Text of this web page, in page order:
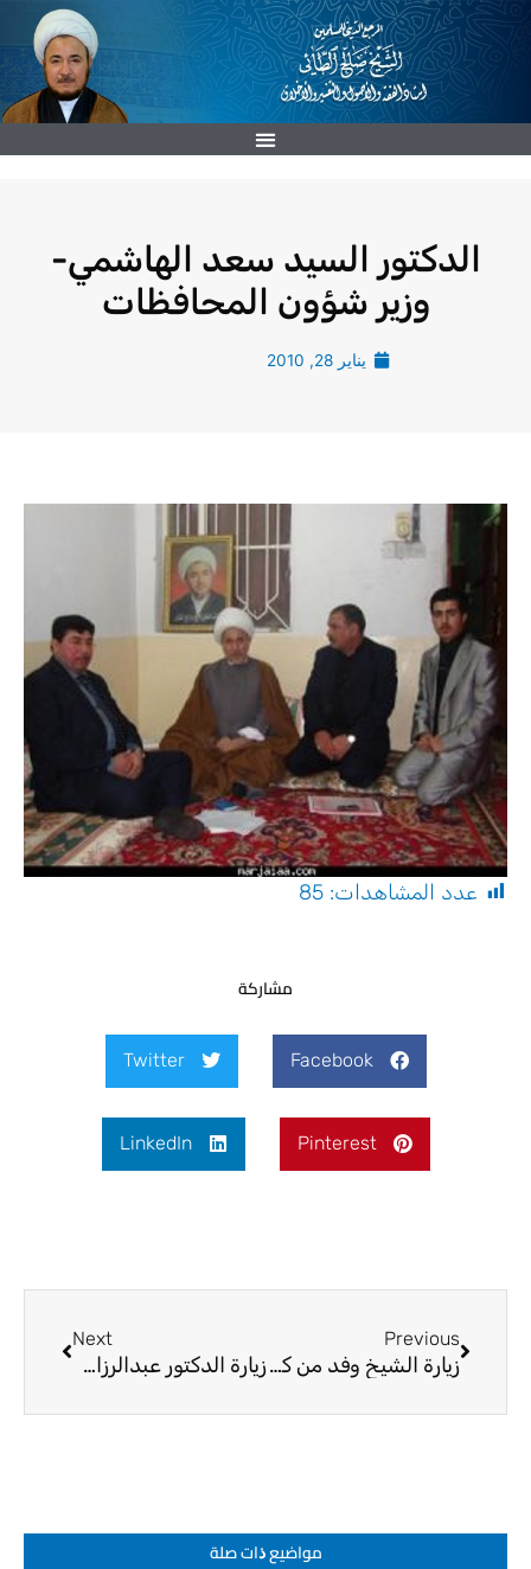
تخطي
الدكتور السيد سعد الهاشمي-
وزير شؤون المحافظات
يناير 28, 2010
عدد المشاهدات: 85
مشاركة
Facebook
Twitter
Pinterest
LinkedIn
Previous
زيارة الشيخ وفد من كردستان
Next
زيارة الدكتور عبدالرزاق شريف/النائب الأول لمحافظ النجف للحوزة العلمية
مواضيع ﺫات صلة